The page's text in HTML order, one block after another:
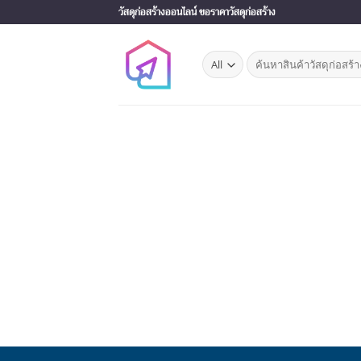
to
วัสดุก่อสร้างออนไลน์ ขอราคาวัสดุก่อสร้าง
Search
for: